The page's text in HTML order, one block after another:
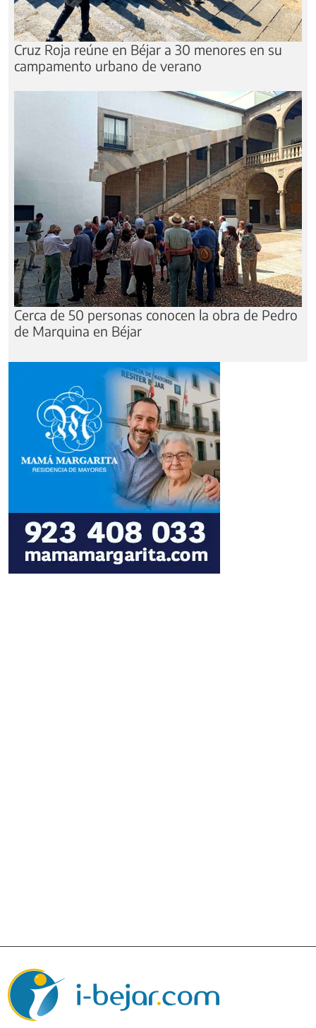
Cruz Roja reúne en Béjar a 30 menores en su
campamento urbano de verano
Cerca de 50 personas conocen la obra de Pedro
de Marquina en Béjar